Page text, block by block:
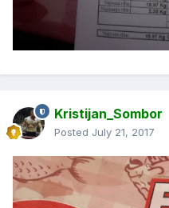
Kristijan_Sombor
Posted July 21, 2017